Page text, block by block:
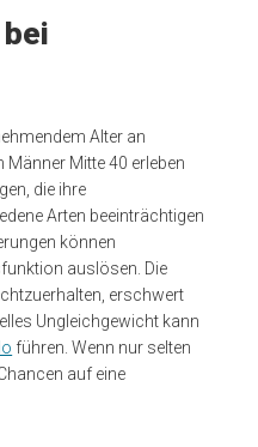
Alter an
Mitte 40 erleben
die ihre
Arten beeinträchtigen
können
auslösen. Die
erschwert
Ungleichgewicht kann
führen. Wenn nur selten
auf eine